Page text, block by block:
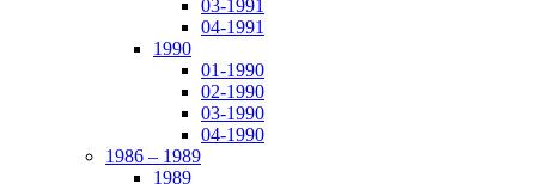
03-1991
04-1991
1990
01-1990
02-1990
03-1990
04-1990
1986 – 1989
1989